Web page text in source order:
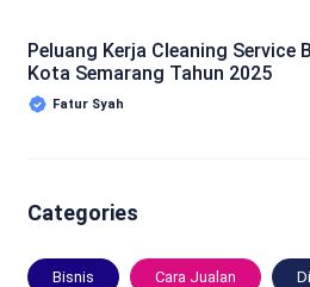
Peluang Kerja Cleaning Service
Kota Semarang Tahun 2025
Fatur Syah
Categories
Bisnis Cara Jualan